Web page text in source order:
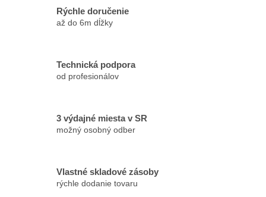
Rýchle doručenie
až do 6m dĺžky
Technická podpora
od profesionálov
3 výdajné miesta v SR
možný osobný odber
Vlastné skladové zásoby
rýchle dodanie tovaru